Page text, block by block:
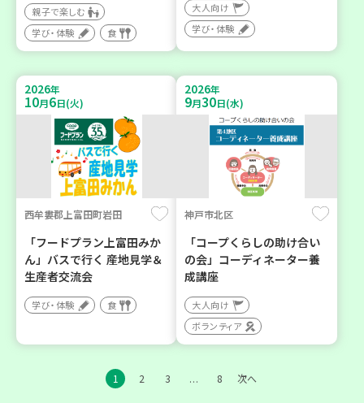
親子で楽しむ
学び・体験
食
大人向け
学び・体験
2026年
10月6日(火)
西牟婁郡上富田町岩田
「フードプラン上富田みか
ん」バスで行く 産地見学＆
生産者交流会
学び・体験 食
2026年
9月30日(水)
神戸市北区
「コープくらしの助け合い
の会」コーディネーター養
成講座
大人向け
ボランティア
1 2 3 … 8 次へ